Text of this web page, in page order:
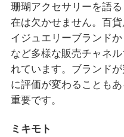
珊瑚アクセサリーを語
在は欠かせません。百
イジュエリーブランド
など多様な販売チャネ
れています。ブランド
に評価が変わることも
重要です。
ミキモト